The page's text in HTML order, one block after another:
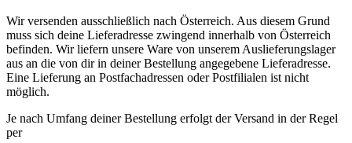
Wir versenden ausschließlich nach Österreich. Aus diesem Grund
muss sich deine Lieferadresse zwingend innerhalb von Österreich
befinden. Wir liefern unsere Ware von unserem Auslieferungslager
aus an die von dir in deiner Bestellung angegebene Lieferadresse.
Eine Lieferung an Postfachadressen oder Postfilialen ist nicht
möglich.
Je nach Umfang deiner Bestellung erfolgt der Versand in der Regel
per